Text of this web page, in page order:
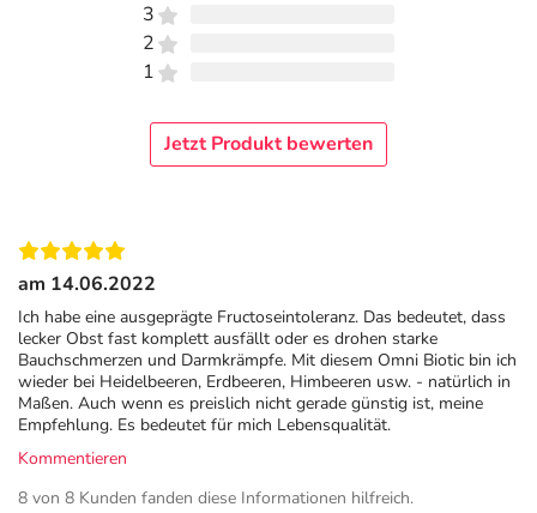
3
2
1
Jetzt Produkt bewerten
am 14.06.2022
Ich habe eine ausgeprägte Fructoseintoleranz. Das bedeutet, dass
lecker Obst fast komplett ausfällt oder es drohen starke
Bauchschmerzen und Darmkrämpfe. Mit diesem Omni Biotic bin ich
wieder bei Heidelbeeren, Erdbeeren, Himbeeren usw. - natürlich in
Maßen. Auch wenn es preislich nicht gerade günstig ist, meine
Empfehlung. Es bedeutet für mich Lebensqualität.
Kommentieren
8 von 8 Kunden fanden diese Informationen hilfreich.